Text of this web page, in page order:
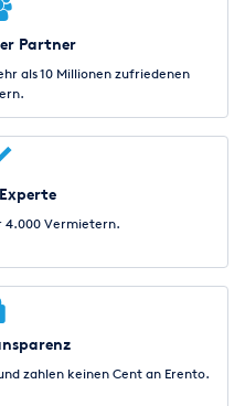
Partner
als 10 Millionen zufriedenen
4.000 Vermietern.
zahlen keinen Cent an Erento.